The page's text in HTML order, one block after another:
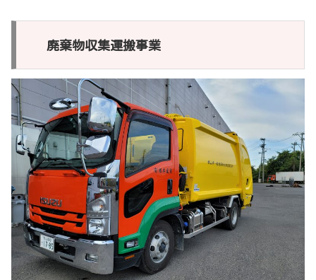
廃棄物収集運搬事業